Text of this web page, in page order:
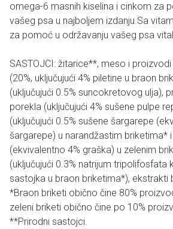
omega-6 masnih kiselina i cinkom za
vašeg psa u najboljem izdanju.Sa
za pomoć u održavanju vašeg psa
SASTOJCI: žitarice**, meso i
(20%, uključujući 4% piletine u braon
(uključujući 0.5% suncokretovog ulja),
porekla (uključujući 4% sušene pulpe
(uključujući 0.5% sušene šargarepe
šargarepe) u narandžastim briketima*
(ekvivalentno 4% graška) u zelenim
(uključujući 0.3% natrijum tripolifosfata
sastojka u braon briketima*), ekstrakti
*Braon briketi obično čine 80%
zeleni briketi obično čine po 10%
**Prirodni sastojci.